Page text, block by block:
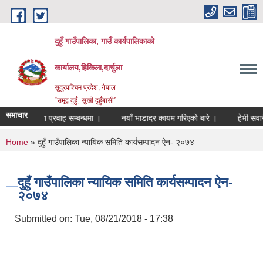
Skip to main content
दुहुँ गाउँपालिका, गाउँ कार्यपालिकाको
कार्यालय,हिकिला,दार्चुला
सुदूरपश्चिम प्रदेश, नेपाल
“समृद्ब दुहुँ¸ सुखी दुहुँबासी”
समाचार
तथा सेवा प्रवाह सम्बन्धमा । नयाँ भाडादर कायम गरिएको बारे । हेभी सवारी
You are here
Home » दुहुँ गाउँपालिका न्यायिक समिति कार्यसम्पादन ऐन- २०७४
दुहुँ गाउँपालिका न्यायिक समिति कार्यसम्पादन ऐन-
२०७४
Submitted on: Tue, 08/21/2018 - 17:38